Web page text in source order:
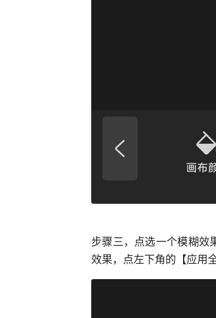
步骤三，点选一个模糊效
效果，点左下角的【应用